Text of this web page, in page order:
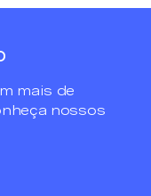
mais de
nossos